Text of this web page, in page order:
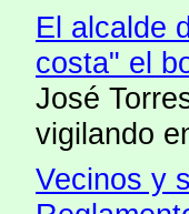
El alcalde
costa" el
José
vigilando
Vecinos y